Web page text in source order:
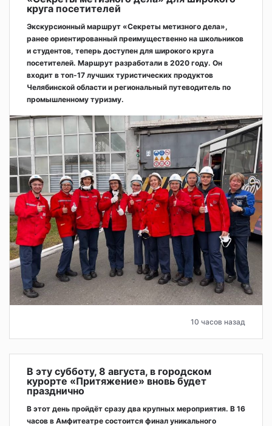
круга посетителей
Экскурсионный маршрут «Секреты метизного дела»,
ранее ориентированный преимущественно на школьников
и студентов, теперь доступен для широкого круга
посетителей. Маршрут разработали в 2020 году. Он
входит в топ-17 лучших туристических продуктов
Челябинской области и региональный путеводитель по
промышленному туризму.
10 часов назад
В эту субботу, 8 августа, в городском
курорте «Притяжение» вновь будет
празднично
В этот день пройдёт сразу два крупных мероприятия. В 16
часов в Амфитеатре состоится финал уникального